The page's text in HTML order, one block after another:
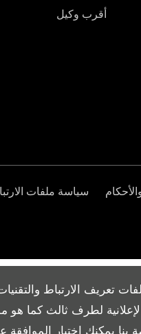
تعريف الارتباط
لطرف ثالث كما
بنا يمكنك اختيار الموافقة
أقرب وكيل
سياسة ملفات